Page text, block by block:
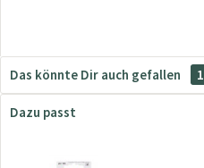
Das könnte Dir auch gefallen 1
Dazu passt